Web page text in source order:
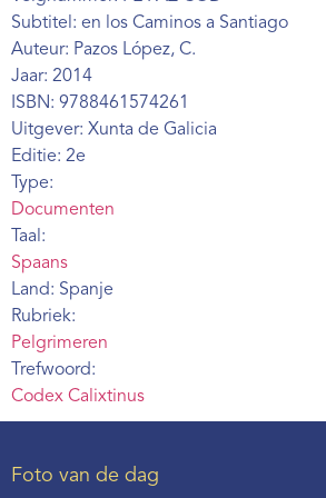
Subtitel: en los Caminos a Santiago
Auteur: Pazos López, C.
Jaar: 2014
ISBN: 9788461574261
Uitgever: Xunta de Galicia
Editie: 2e
Type:
Documenten
Taal:
Spaans
Land: Spanje
Rubriek:
Pelgrimeren
Trefwoord:
Codex Calixtinus
Foto van de dag